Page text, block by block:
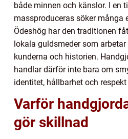
både minnen och känslor. I en
massproduceras söker många
Ödeshög har den traditionen
lokala guldsmeder som
kunderna och historien.
handlar därför inte bara om
identitet, hållbarhet och
Varför
gör skillnad